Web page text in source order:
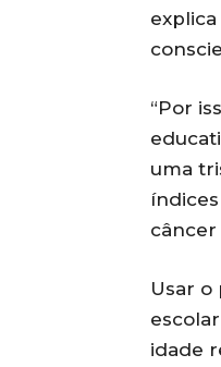
“Por
uma
câncer
Usar o
idade